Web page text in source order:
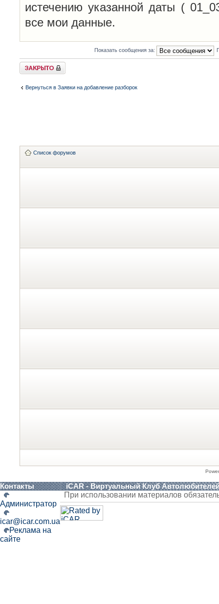
истечению указанной даты (
все мои данные.
Показать сообщения за:
Закрыто
Вернуться в Заявки на добавление разборок
Список форумов
Контакты iCAR - Виртуальный Клуб
Администратор
icar@icar.com.ua
Реклама на
сайте
При использовании материалов